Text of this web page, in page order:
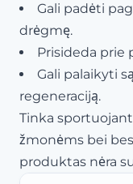
Gali padėti
drėgmę.
Prisideda prie
Gali palaikyti
regeneraciją.
Tinka
žmonėms bei
produktas nėra